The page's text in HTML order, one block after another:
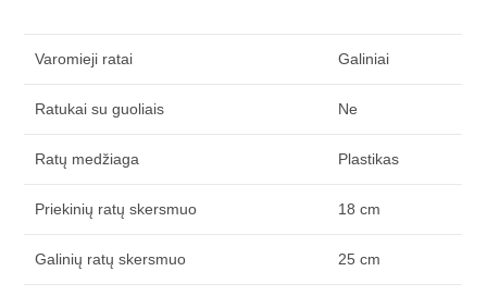
Varomieji ratai Galiniai
Ratukai su guoliais Ne
Ratų medžiaga Plastikas
Priekinių ratų skersmuo 18 cm
Galinių ratų skersmuo 25 cm